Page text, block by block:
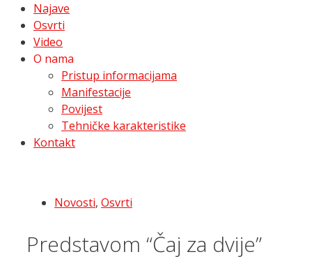
Najave
Osvrti
Video
O nama
Pristup informacijama
Manifestacije
Povijest
Tehničke karakteristike
Kontakt
Novosti, Osvrti
Predstavom “Čaj za dvije”